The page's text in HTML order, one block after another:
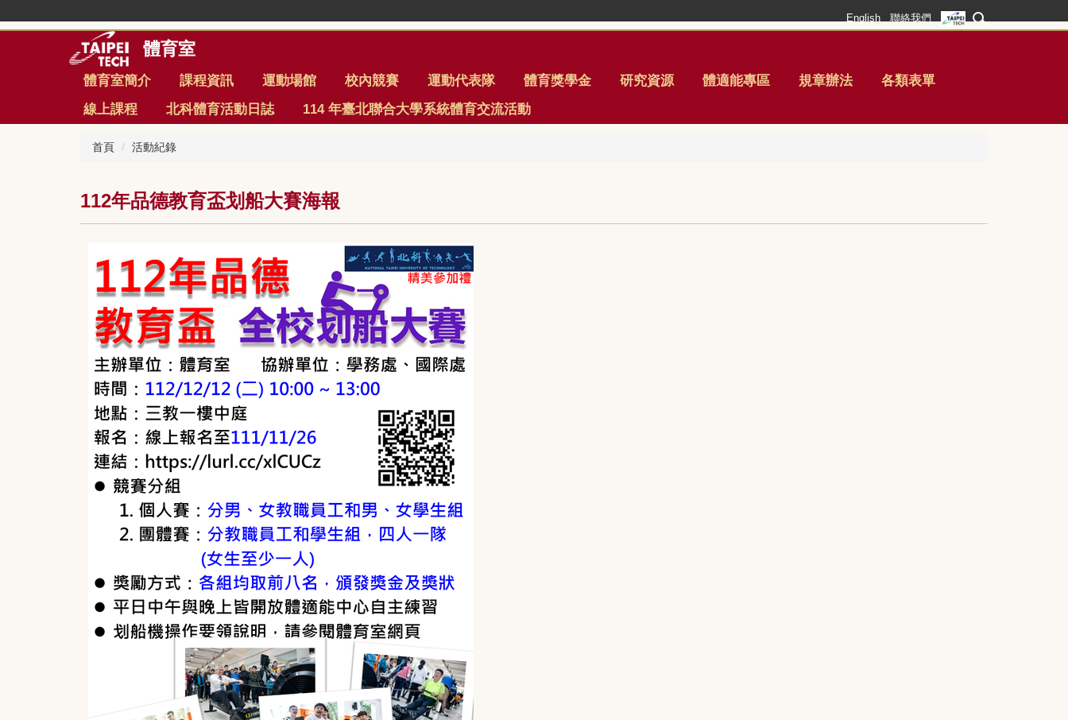
到
English 聯絡我們
體育室
體育室簡介 課程資訊 運動場館 校內競賽 運動代表隊 體育獎學金 研究資源 體適能專區 規章辦法
各類表單
線上課程
北科體育活動日誌 114 年臺北聯合大學系統體育交流活動
首頁 活動紀錄
112年品德教育盃划船大賽海報